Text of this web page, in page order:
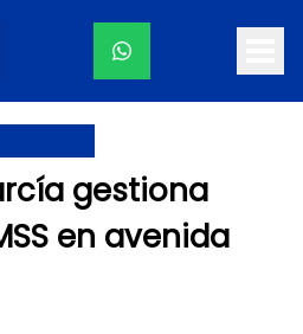
gestiona
en avenida